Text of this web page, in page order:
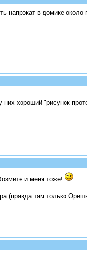
напрокат в домике около
хороший "рисунок
и меня тоже!
(правда там только